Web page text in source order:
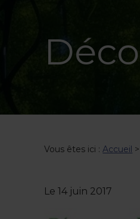
Vous êtes ici : Accueil
Le14 juin 2017